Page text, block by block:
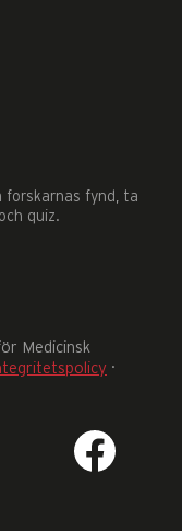
forskarnas fynd, ta
quiz.
Medicinsk
·